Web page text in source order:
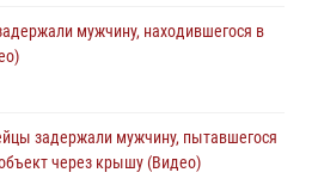
мужчину, находившегося в
задержали мужчину, пытавшегося
через крышу (Видео)